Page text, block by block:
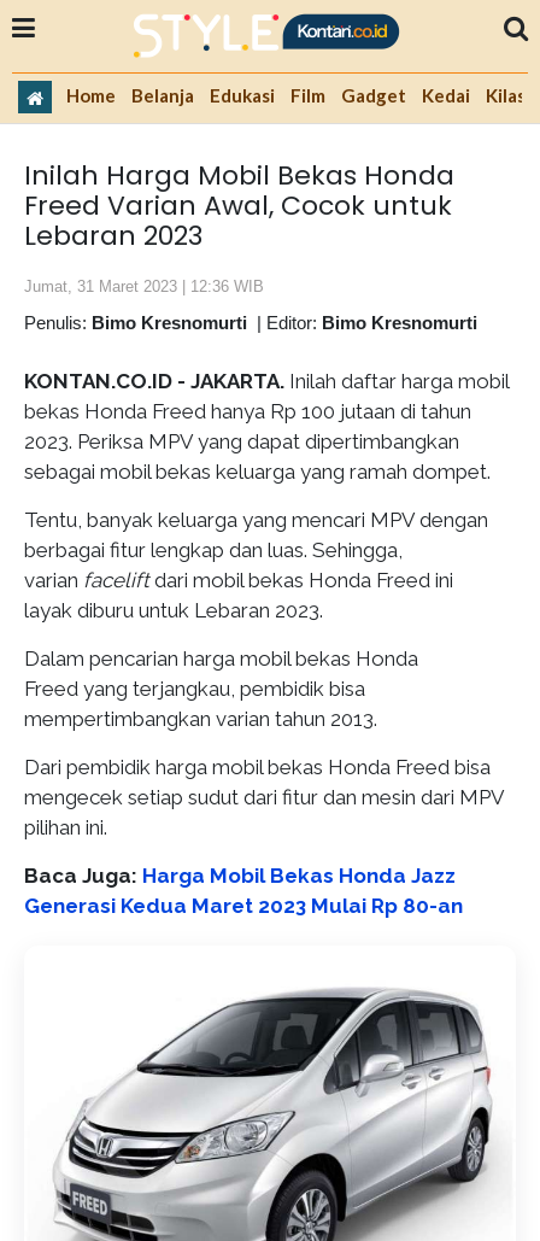
Home Belanja Edukasi Film Gadget Kedai Kilas
Inilah Harga Mobil Bekas Honda
Freed Varian Awal, Cocok untuk
Lebaran 2023
Jumat, 31 Maret 2023 | 12:36 WIB
Penulis: Bimo Kresnomurti | Editor: Bimo Kresnomurti
KONTAN.CO.ID - JAKARTA. Inilah daftar harga mobil
bekas Honda Freed hanya Rp 100 jutaan di tahun
2023. Periksa MPV yang dapat dipertimbangkan
sebagai mobil bekas keluarga yang ramah dompet.
Tentu, banyak keluarga yang mencari MPV dengan
berbagai fitur lengkap dan luas. Sehingga,
varian faceliftdari mobil bekas Honda Freed ini
layak diburu untuk Lebaran 2023.
Dalam pencarian harga mobil bekas Honda
Freed yang terjangkau, pembidik bisa
mempertimbangkan varian tahun 2013.
Dari pembidik harga mobil bekas Honda Freed bisa
mengecek setiap sudut dari fitur dan mesin dari MPV
pilihan ini.
Baca Juga: Harga Mobil Bekas Honda Jazz
Generasi Kedua Maret 2023 Mulai Rp 80-an